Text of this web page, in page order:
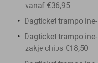
vanaf €36,95
Dagticket
Dagticket
zakje chips €18,50